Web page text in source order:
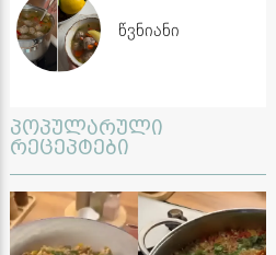
წვნიანი
პოპულარული
რეცეპტები